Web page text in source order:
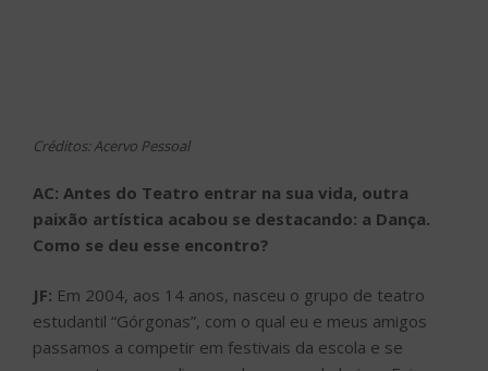
Créditos: Acervo Pessoal
AC: Antes do Teatro entrar na sua vida, outra
paixão artística acabou se destacando: a Dança.
Como se deu esse encontro?
JF: Em 2004, aos 14 anos, nasceu o grupo de teatro
estudantil “Górgonas”, com o qual eu e meus amigos
passamos a competir em festivais da escola e se